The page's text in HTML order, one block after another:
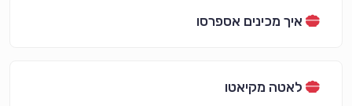
איך מכינים אספרסו
לאטה מקיאטו